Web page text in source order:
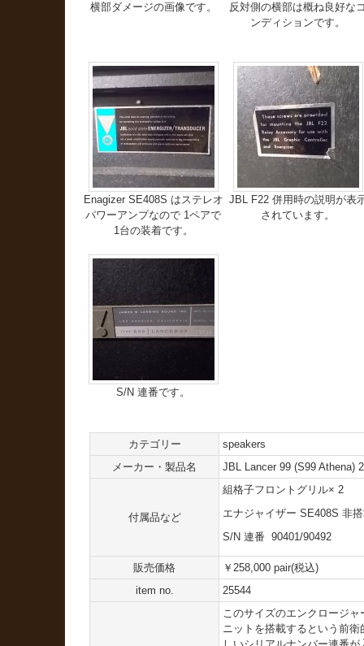
横部ダメージの画像です。
反対側の横部は概ね良好な
ンディションです。
Enagizer SE408S はステレオ
パワーアンプなので 1ペアで
1台の装着です。
JBL F22 併用時の説明が表
されています。
S/N 連番です。
カテゴリー
speakers
メーカー・製品名
JBL Lancer 99 (S99 Athena)
付属品など
組格子フロントグリル× 2
エナジャイザー SE408S 非
S/N 連番 90401/90492
販売価格
￥258,000 pair(税込)
item no.
25544
このサイズのエンクロージ
ニットを搭載するという前